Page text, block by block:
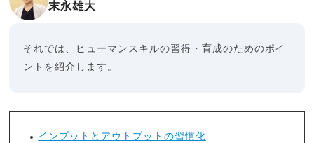
末永雄大
それでは、ヒューマンスキルの習得・育成のためのポイ
ントを紹介します。
インプットとアウトプットの習慣化